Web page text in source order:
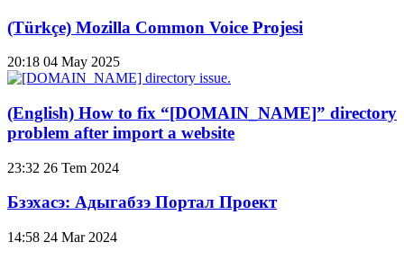
(Türkçe) Mozilla Common Voice Projesi
20:18 04 May 2025
(English) How to fix “[DOMAIN_NAME]” directory
problem after import a website
23:32 26 Tem 2024
Бзэхасэ: Адыгабзэ Портал Проект
14:58 24 Mar 2024